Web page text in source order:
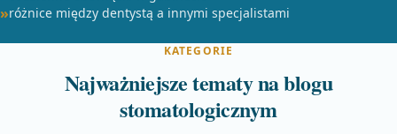
różnice między dentystą a innymi specjalistami
KATEGORIE
Najważniejsze tematy na blogu
stomatologicznym